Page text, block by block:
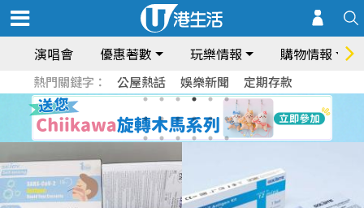
演唱會 優惠著數 玩樂情報 購物情報
熱門關鍵字： 公屋熱話 娛樂新聞 定期存款